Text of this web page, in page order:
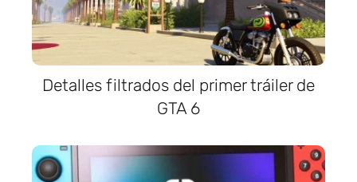
Detalles filtrados del primer tráiler de
GTA 6